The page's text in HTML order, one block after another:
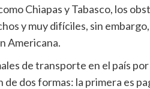
Chiapas y Tabasco, los
y muy difíciles, sin
Americana.
de transporte en el país
dos formas: la primera es